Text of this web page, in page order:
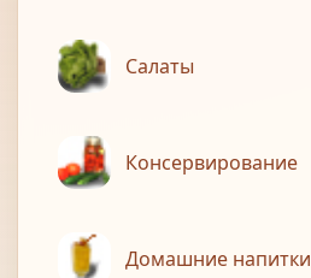
Салаты
Консервирование
Домашние напитки